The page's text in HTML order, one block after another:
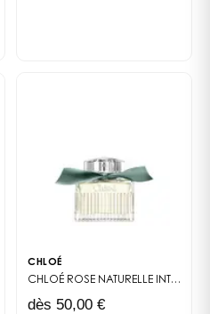
CHLOÉ
CHLOÉ ROSE NATURELLE INTENSE
dès 50,00 €